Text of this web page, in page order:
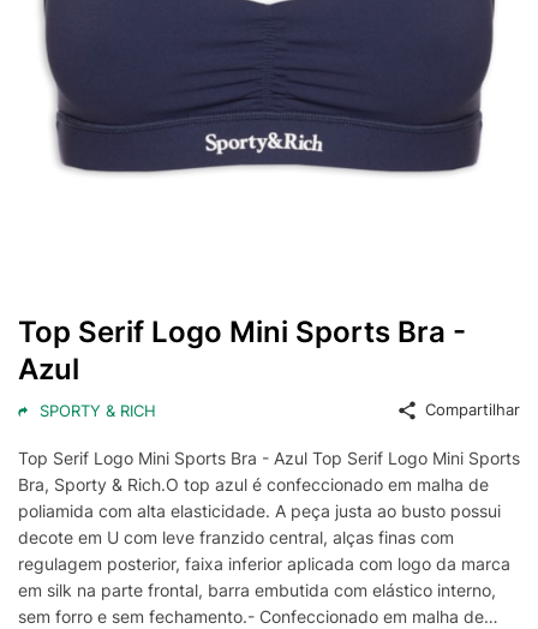
Top Serif Logo Mini Sports Bra -
Azul
SPORTY & RICH Compartilhar
Top Serif Logo Mini Sports Bra - Azul Top Serif Logo Mini Sports
Bra, Sporty & Rich.O top azul é confeccionado em malha de
poliamida com alta elasticidade. A peça justa ao busto possui
decote em U com leve franzido central, alças finas com
regulagem posterior, faixa inferior aplicada com logo da marca
em silk na parte frontal, barra embutida com elástico interno,
sem forro e sem fechamento.- Confeccionado em malha de